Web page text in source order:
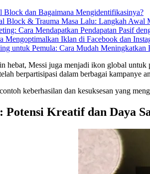
Block dan Bagaimana Mengidentifikasinya?
Block & Trauma Masa Lalu: Langkah Awal
Cara Mendapatkan Pendapatan Pasif
Mengoptimalkan Iklan di Facebook dan
untuk Pemula: Cara Mudah Meningkatkan
hebat, Messi juga menjadi ikon global
berpartisipasi dalam berbagai kampanye
keberhasilan dan kesuksesan yang
Potensi Kreatif dan Daya